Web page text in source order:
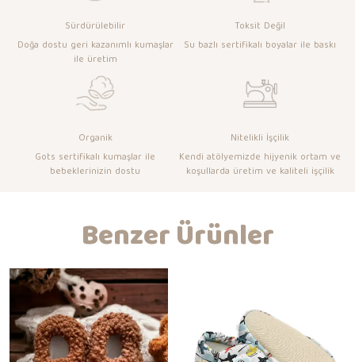
Sürdürülebilir
Doğa dostu geri kazanımlı kumaşlar
ile üretim
Toksit Değil
Su bazlı sertifikalı boyalar ile baskı
Organik
Gots sertifikalı kumaşlar ile
bebeklerinizin dostu
Nitelikli İşçilik
Kendi atölyemizde hijyenik ortam ve
koşullarda üretim ve kaliteli işçilik
Benzer Ürünler